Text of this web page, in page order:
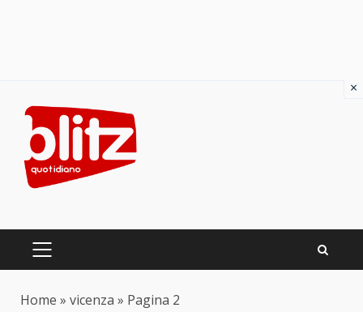
content
PRIMARY
Home » vicenza » Pagina 2
×